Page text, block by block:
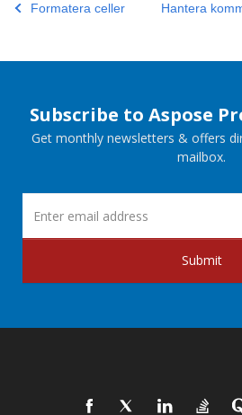
Formatera celler Hantera
Subscribe to Aspose
Get monthly newsletters & offers
mailbox.
Submit